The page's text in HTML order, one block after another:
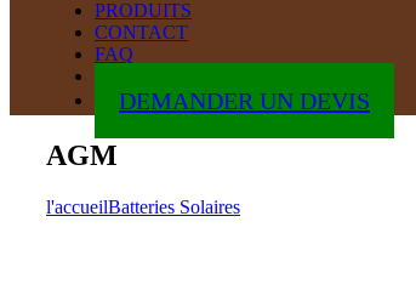
PRODUITS
CONTACT
FAQ
DEMANDER UN DEVIS
AGM
l'accueilBatteries Solaires